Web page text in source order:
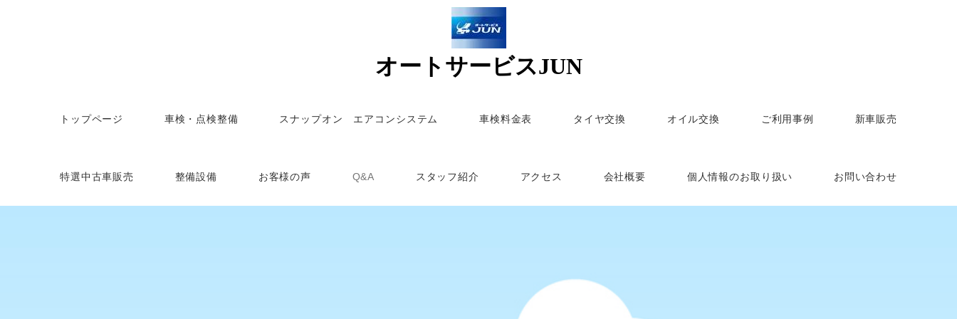
オートサービスJUN
トップページ 車検・点検整備 スナップオン エアコンシステム 車検料金表 タイヤ交換 オイル交換 ご利用事例 新車販売
特選中古車販売 整備設備 お客様の声 Q&A スタッフ紹介 アクセス 会社概要 個人情報のお取り扱い お問い合わせ